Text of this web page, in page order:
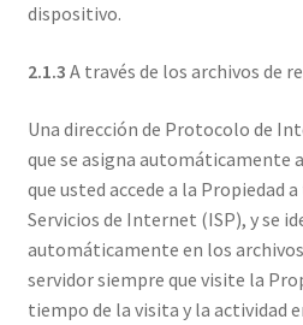
dispositivo.
2.1.3 A través de los archivos de
Una dirección de Protocolo de
que se asigna automáticamente
que usted accede a la Propiedad
Servicios de Internet (ISP), y se
automáticamente en los
servidor siempre que visite la
tiempo de la visita y la actividad